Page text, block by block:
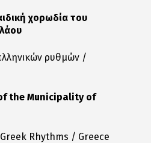
χορωδία του
ρυθμών /
the Municipality of
Rhythms / Greece